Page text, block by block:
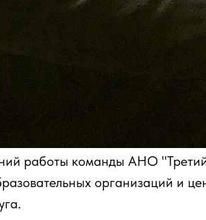
работы команды АНО
организаций и